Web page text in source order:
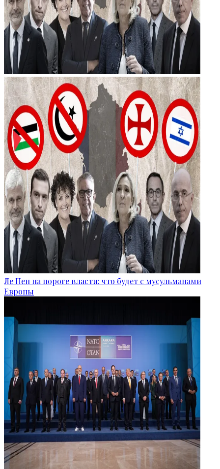
Ле Пен на пороге власти: что будет с мусульманами
Европы